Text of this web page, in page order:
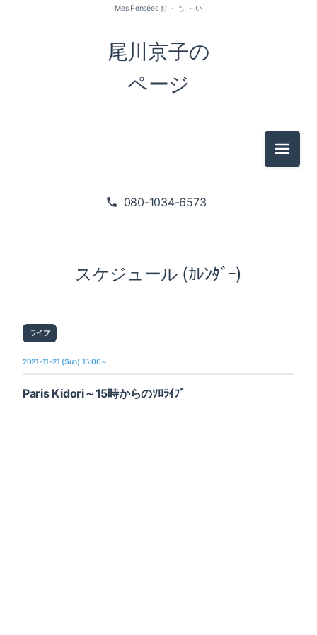
080-1034-6573
尾川京子の
ページ
Mes Pensées お ・ も ・ い
メニュ
スケジュール (ｶﾚﾝﾀﾞｰ)
ライブ
2021-11-21 (Sun) 15:00～
Paris Kidori～15時からのｿﾛﾗｲﾌﾞ